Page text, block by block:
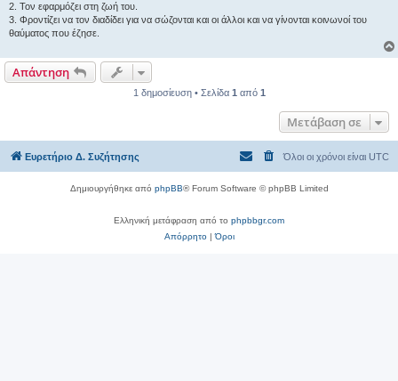
2. Τον εφαρμόζει στη ζωή του.
3. Φροντίζει να τον διαδίδει για να σώζονται και οι άλλοι και να γίνονται κοινωνοί του
θαύματος που έζησε.
Απάντηση
1 δημοσίευση • Σελίδα 1 από 1
Μετάβαση σε
Ευρετήριο Δ. Συζήτησης Όλοι οι χρόνοι είναι UTC
Δημιουργήθηκε από phpBB® Forum Software © phpBB Limited
Ελληνική μετάφραση από το phpbbgr.com
Απόρρητο|Όροι